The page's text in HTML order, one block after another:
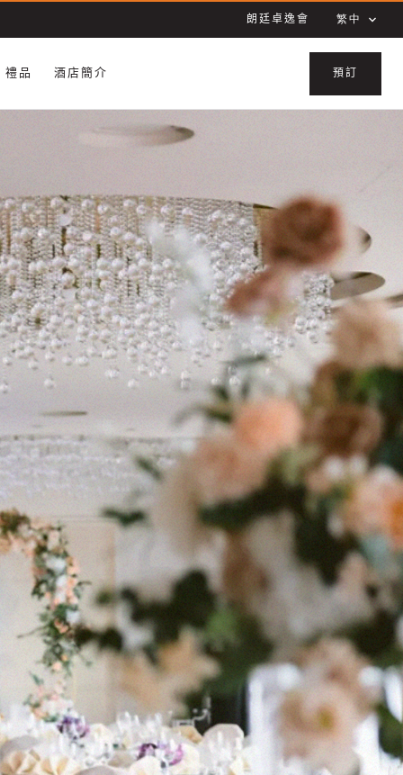
朗廷卓逸會 繁中
禮品 酒店簡介 預訂